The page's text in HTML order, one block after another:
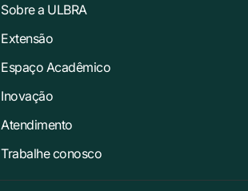
Sobre a ULBRA
Extensão
Espaço Acadêmico
Inovação
Atendimento
Trabalhe conosco